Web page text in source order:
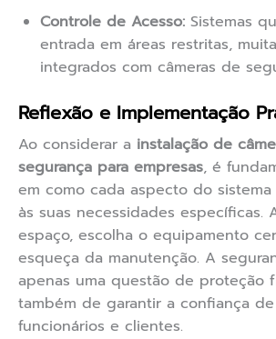
Controle de Acesso: Sistemas
entrada em áreas restritas,
integrados com câmeras de
Reflexão e Implementação
Ao considerar a instalação de
segurança para empresas, é
em como cada aspecto do
às suas necessidades específicas.
espaço, escolha o equipamento
esqueça da manutenção. A
apenas uma questão de proteção
também de garantir a confiança
funcionários e clientes.